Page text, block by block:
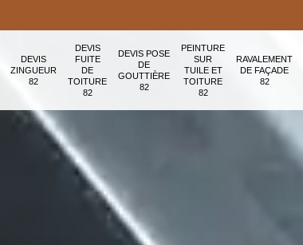
DEVIS
ZINGUEUR
82
DEVIS
FUITE
DE
TOITURE
82
DEVIS POSE
DE
GOUTTIÈRE
82
PEINTURE
SUR
TUILE ET
TOITURE
82
RAVALEMENT
DE FAÇADE
82